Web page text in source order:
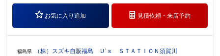
お気に入り追加 見積依頼・来店予約
福島県 （株）スズキ自販福島 Ｕ’ｓ ＳＴＡＴＩＯＮ須賀川